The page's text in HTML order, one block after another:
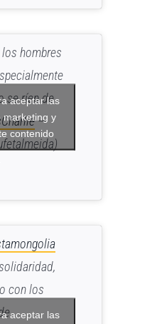
hombres
se ríen de
—
aceptar las
marketing y
contenido
con los
aceptar las